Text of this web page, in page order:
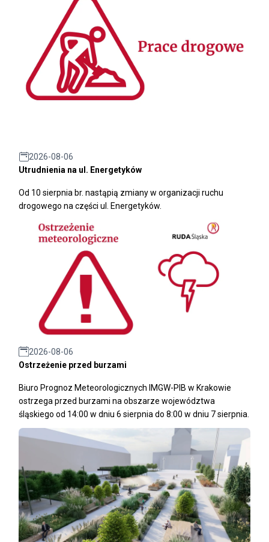
2026-08-06
Utrudnienia na ul. Energetyków
Od 10 sierpnia br. nastąpią zmiany w organizacji ruchu
drogowego na części ul. Energetyków.
2026-08-06
Ostrzeżenie przed burzami
Biuro Prognoz Meteorologicznych IMGW-PIB w Krakowie
ostrzega przed burzami na obszarze województwa
śląskiego od 14:00 w dniu 6 sierpnia do 8:00 w dniu 7 sierpnia.